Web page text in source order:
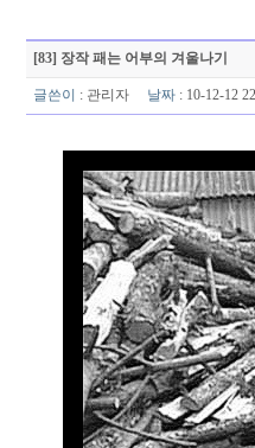
[83] 장작 패는 어부의 겨울나기
글쓴이 : 관리자 날짜 : 10-12-12